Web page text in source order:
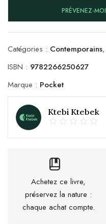
PRÉVENEZ-
Catégories : Contemporains,
ISBN : 9782266250627
Marque : Pocket
Ktebi Ktebek
Achetez ce livre,
préservez la nature :
chaque achat compte.